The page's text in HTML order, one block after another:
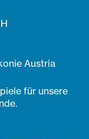
Austria
für unsere